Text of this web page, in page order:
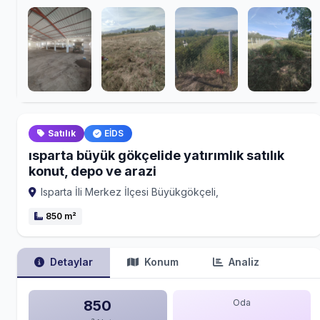
Satılık EİDS
ısparta büyük gökçelide yatırımlık satılık
konut, depo ve arazi
Isparta İli Merkez İlçesi Büyükgökçeli,
850 m²
Detaylar Konum Analiz
850 Oda